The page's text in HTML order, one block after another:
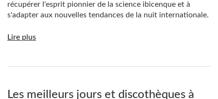
récupérer l'esprit pionnier de la science ibicenque et à
s'adapter aux nouvelles tendances de la nuit internationale.
Lire plus
Les meilleurs jours et discothèques à